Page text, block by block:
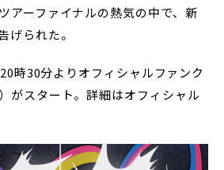
アーファイナルの熱気の中で、新
げられた。
時30分よりオフィシャルファンク
がスタート。詳細はオフィシャル